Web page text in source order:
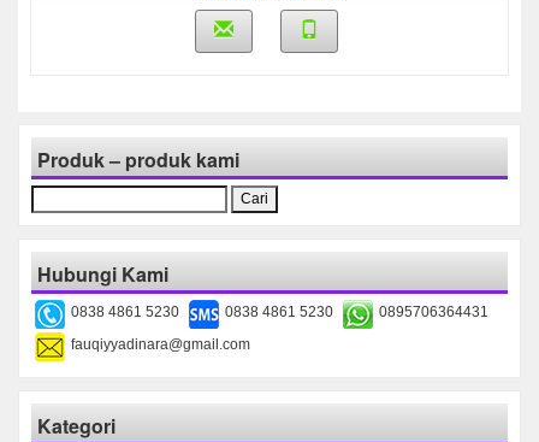
Produk – produk kami
untuk:
Hubungi Kami
0838 4861 5230 0838 4861 5230
0895706364431
fauqiyyadinara@gmail.com
Kategori